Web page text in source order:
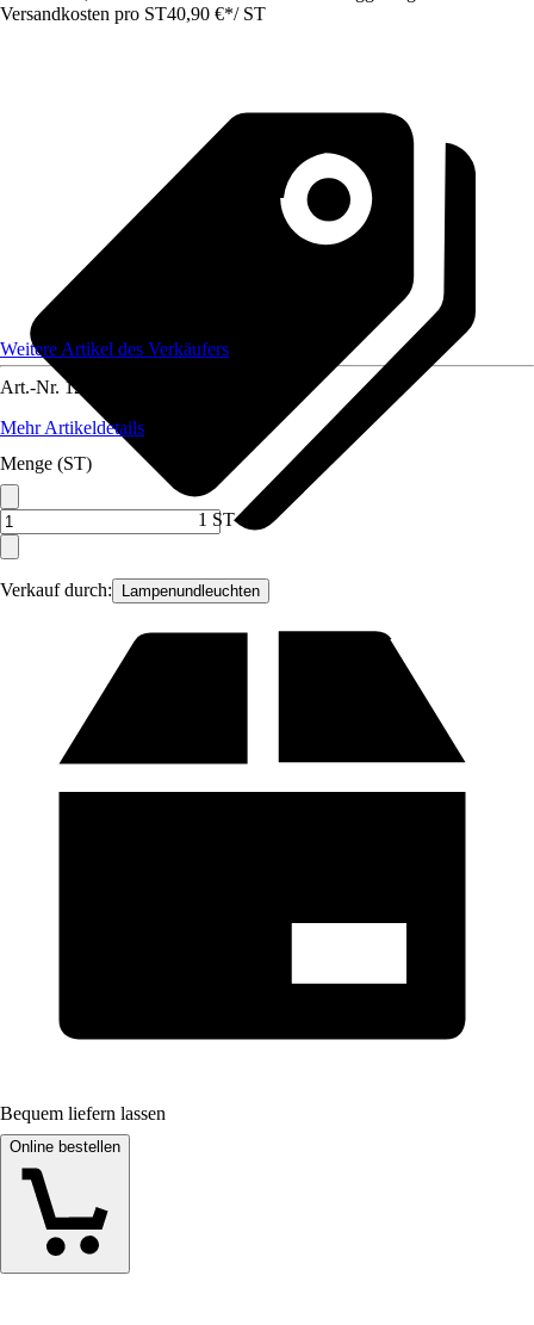
Versandkosten pro ST40,90 €*/ ST
Verkauf durch: Lampenundleuchten
Weitere Artikel des Verkäufers
Art.-Nr. 12349589
Mehr Artikeldetails
Menge (ST)
1 ST
Bequem liefern lassen
Online bestellen